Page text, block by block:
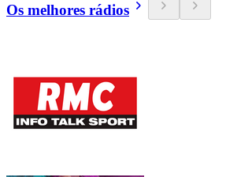
Os melhores rádios